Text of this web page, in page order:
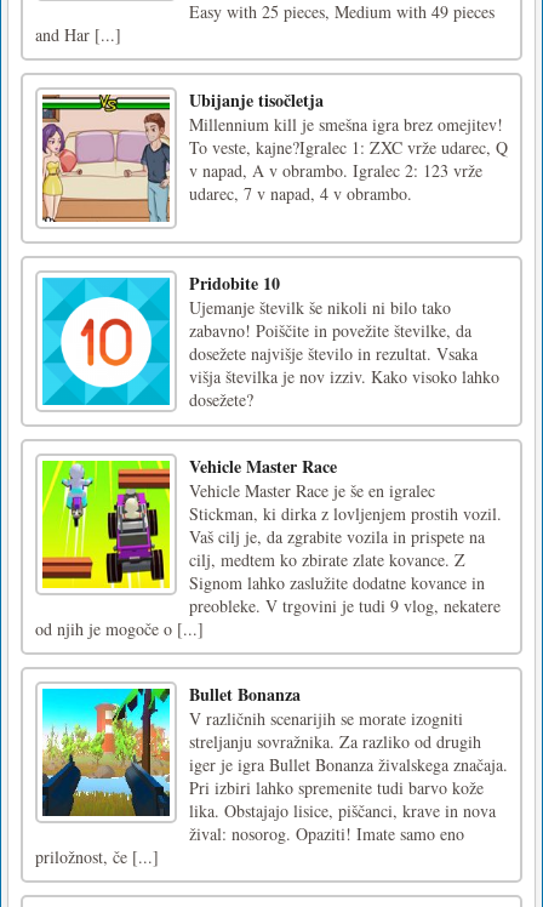
Easy with 25 pieces, Medium with 49 pieces
and Har [...]
Ubijanje tisočletja
Millennium kill je smešna igra brez omejitev!
To veste, kajne?Igralec 1: ZXC vrže udarec, Q
v napad, A v obrambo. Igralec 2: 123 vrže
udarec, 7 v napad, 4 v obrambo.
Pridobite 10
Ujemanje številk še nikoli ni bilo tako
zabavno! Poiščite in povežite številke, da
dosežete najvišje število in rezultat. Vsaka
višja številka je nov izziv. Kako visoko lahko
dosežete?
Vehicle Master Race
Vehicle Master Race je še en igralec
Stickman, ki dirka z lovljenjem prostih vozil.
Vaš cilj je, da zgrabite vozila in prispete na
cilj, medtem ko zbirate zlate kovance. Z
Signom lahko zaslužite dodatne kovance in
preobleke. V trgovini je tudi 9 vlog, nekatere
od njih je mogoče o [...]
Bullet Bonanza
V različnih scenarijih se morate izogniti
streljanju sovražnika. Za razliko od drugih
iger je igra Bullet Bonanza živalskega značaja.
Pri izbiri lahko spremenite tudi barvo kože
lika. Obstajajo lisice, piščanci, krave in nova
žival: nosorog. Opaziti! Imate samo eno
priložnost, če [...]